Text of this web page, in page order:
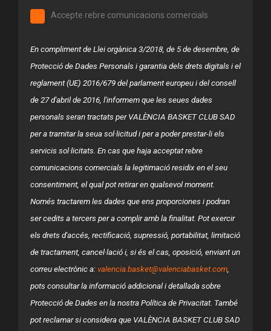
Accepte rebre comunicacions comercials
En compliment de Llei orgànica 3/2018, de 5 de desembre, de
Protecció de Dades Personals i garantia dels drets digitals i el
reglament (UE) 2016/679 del parlament europeu i del consell
de 27 d'abril de 2016, l'informem que les seues dades
personals seran tractats per VALÈNCIA BASKET CLUB SAD
per a tramitar la seua sol·licitud i per a poder prestar-li els
servicis sol·licitats. En cas que haja acceptat rebre
comunicacions comercials la legitimació residix en el seu
consentiment, el qual pot retirar en qualsevol moment.
Només tractarem les dades que ens proporciones i podran
ser cedits a tercers per a complir amb la finalitat. Pot exercir
els drets d'accés, rectificació, supressió, portabilitat, limitació
de tractament, cancel·lació i, si és el cas, oposició, enviant un
correu electrònic a:valencia.basket@valenciabasket.com,
pots consultar la informació addicional i detallada sobre
Protecció de Dades en la nostra Política de Privacitat. També
pot reclamar si considera que VALÈNCIA BASKET CLUB SAD